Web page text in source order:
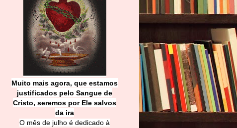
Muito mais agora, que estamos
justificados pelo Sangue de
Cristo, seremos por Ele salvos
da ira
O mês de julho é dedicado à